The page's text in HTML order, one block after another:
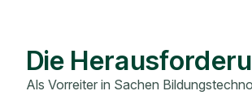
Die
Als Vorreiter in Sachen